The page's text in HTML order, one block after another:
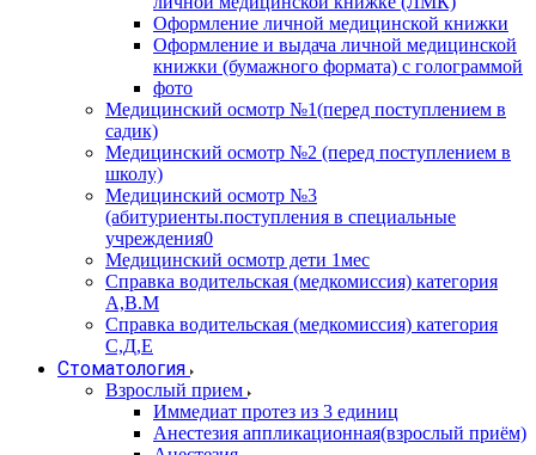
Оформление личной медицинской книжки
Оформление и выдача личной медицинской
книжки (бумажного формата) с голограммой
фото
Медицинский осмотр №1(перед поступлением в
садик)
Медицинский осмотр №2 (перед поступлением в
школу)
Медицинский осмотр №3
(абитуриенты.поступления в специальные
учреждения0
Медицинский осмотр дети 1мес
Справка водительская (медкомиссия) категория
А,В.М
Справка водительская (медкомиссия) категория
С,Д,Е
Стоматология
Взрослый прием
Иммедиат протез из 3 единиц
Анестезия аппликационная(взрослый приём)